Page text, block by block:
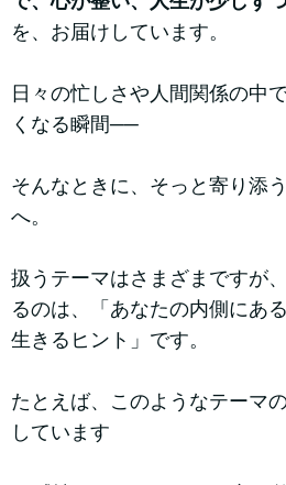
を、お届けしています。
日々の忙しさや人間関係の中
くなる瞬間──
そんなときに、そっと寄り添
へ。
扱うテーマはさまざまですが
るのは、「あなたの内側にあ
生きるヒント」です。
たとえば、このようなテーマ
しています